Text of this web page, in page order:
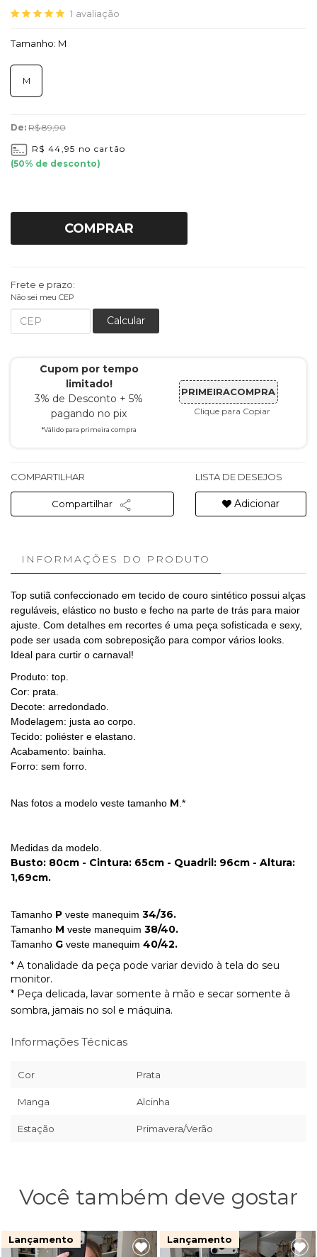
1 avaliação
Tamanho: M
M
De: R$ 89,90
R$ 44,95 no cartão
(50% de desconto)
COMPRAR
Frete e prazo:
Não sei meu CEP
Calcular
Cupom por tempo
limitado!
3% de Desconto + 5%
pagando no pix
*Válido para primeira compra
PRIMEIRACOMPRA
Clique para Copiar
COMPARTILHAR
Compartilhar
LISTA DE DESEJOS
Adicionar
INFORMAÇÕES DO PRODUTO
Top sutiã confeccionado em tecido de couro sintético possui alças
reguláveis, elástico no busto e fecho na parte de trás para maior
ajuste. Com detalhes em recortes é uma peça sofisticada e sexy,
pode ser usada com sobreposição para compor vários looks.
Ideal para curtir o carnaval!
Produto: top.
Cor: prata.
Decote: arredondado.
Modelagem: justa ao corpo.
Tecido: poliéster e elastano.
Acabamento: bainha.
Forro: sem forro.
Nas fotos a modelo veste tamanho M .*
Medidas da modelo.
Busto: 80cm - Cintura: 65cm - Quadril: 96cm - Altura:
1,69cm.
Tamanho P veste manequim 34/36.
Tamanho M veste manequim 38/40.
Tamanho G veste manequim 40/42.
* A tonalidade da peça pode variar devido à tela do seu
monitor.
* Peça delicada, lavar somente à mão e secar somente à
sombra, jamais no sol e máquina.
Informações Técnicas
Cor Prata
Manga Alcinha
Estação Primavera/Verão
Você também deve gostar
Lançamento Lançamento